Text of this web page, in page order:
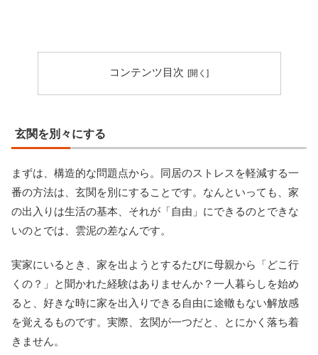
コンテンツ目次
玄関を別々にする
まずは、構造的な問題点から。同居のストレスを軽減する一
番の方法は、玄関を別にすることです。なんといっても、家
の出入りは生活の基本、それが「自由」にできるのとできな
いのとでは、雲泥の差なんです。
実家にいるとき、家を出ようとするたびに母親から「どこ行
くの？」と聞かれた経験はありませんか？一人暮らしを始め
ると、好きな時に家を出入りできる自由に途轍もない解放感
を覚えるものです。実際、玄関が一つだと、とにかく落ち着
きません。